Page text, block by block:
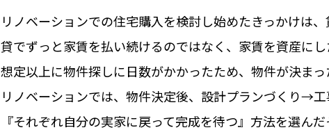
リノベーションでの住宅購入を検討し始めたきっかけは
貸でずっと家賃を払い続けるのではなく、家賃を資産にし
想定以上に物件探しに日数がかかったため、物件が決ま
リノベーションでは、物件決定後、設計プランづくり→
『それぞれ自分の実家に戻って完成を待つ』方法を選ん